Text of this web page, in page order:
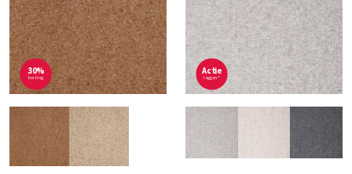
30%
korting
Actie
leggen*